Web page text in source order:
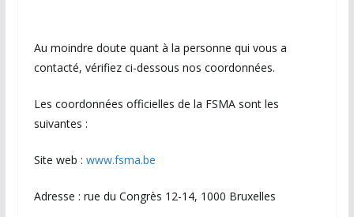
Au moindre doute quant à la personne qui vous a
contacté, vérifiez ci-dessous nos coordonnées.
Les coordonnées officielles de la FSMA sont les
suivantes :
Site web : www.fsma.be
Adresse : rue du Congrès 12-14, 1000 Bruxelles